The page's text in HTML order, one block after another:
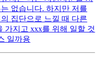
없습니다. 하지만 저를
집단으로 느낄 때 다른
가지고 xxx를 위해 일할 것
일까용